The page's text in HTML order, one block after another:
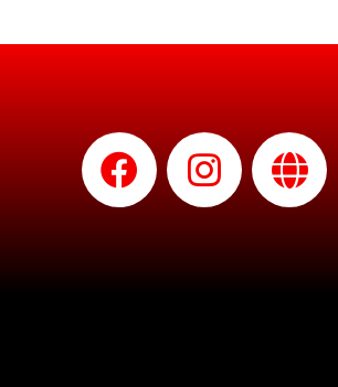
F
a
c
e
I
n
s
t
G
l
o
b